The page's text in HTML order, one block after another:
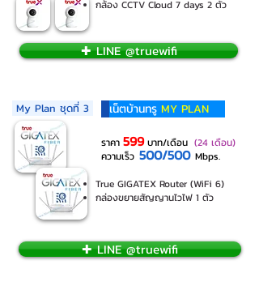
กล้อง CCTV Cloud 7 days 2 ตัว
✚ LINE @truewifi
My Plan ชุดที่ 3 เน็ตบ้านทรู MY PLAN
ราคา 599บาท/เดือน (24 เดือน)
ความเร็ว 500/500 Mbps.
True GIGATEX Router (WiFi 6)
กล่องขยายสัญญานไวไฟ 1 ตัว
✚ LINE @truewifi